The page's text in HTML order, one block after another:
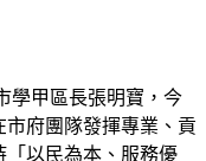
學甲區長張明寶，今
府團隊發揮專業、貢
「以民為本、服務優